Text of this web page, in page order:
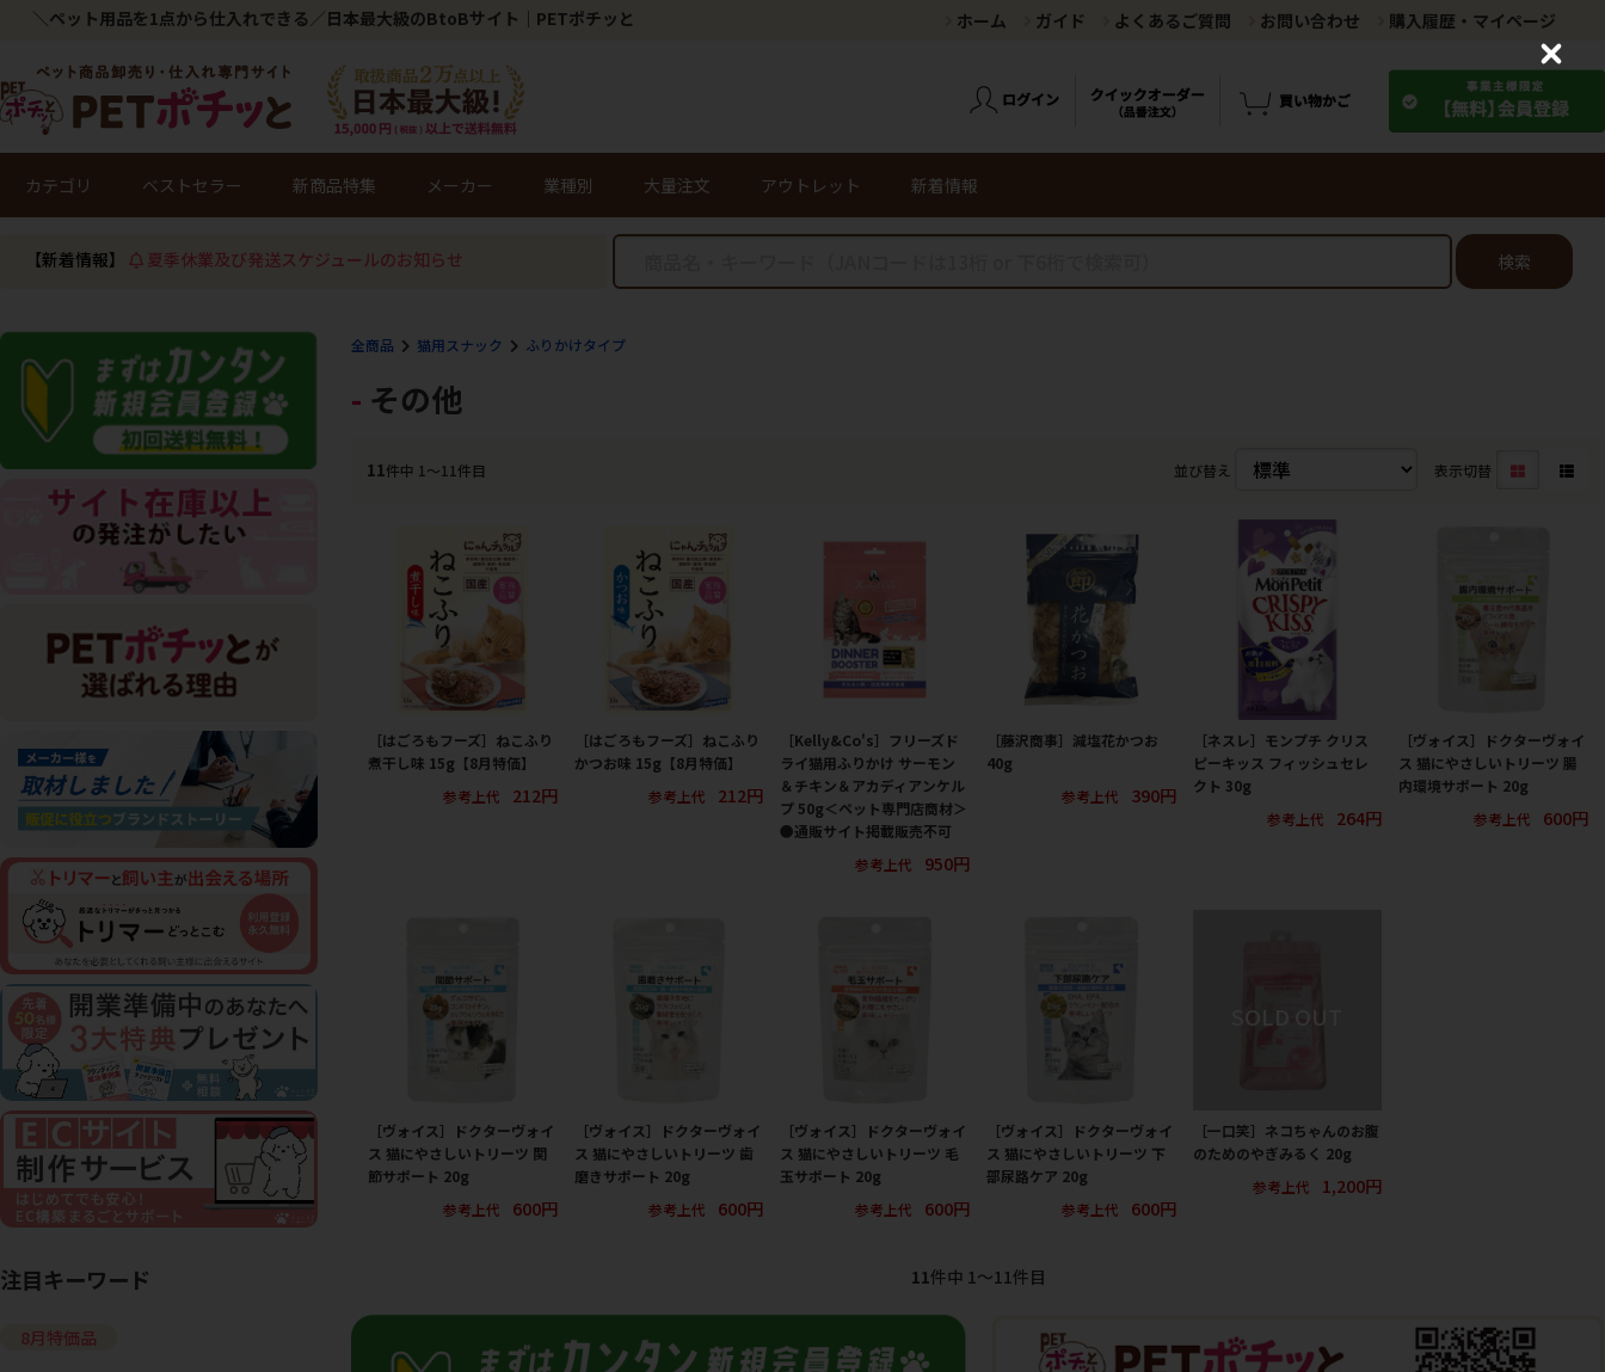
＼ペット用品を1点から仕入れできる／日本最大級のBtoBサイト｜PETポチッと ホーム ガイド よくあるご質問 お問い合わせ 購入履歴・マイページ
カテゴリ ベストセラー 新商品特集 メーカー 業種別 大量注文 アウトレット 新着情報
【新着情報】 夏季休業及び発送スケジュールのお知らせ 検索
全商品 猫用スナック ふりかけタイプ
その他
11件中 1〜11件目 並び替え 表示切替
［はごろもフーズ］ねこふり
煮干し味 15g【8月特価】
参考上代
212円
［はごろもフーズ］ねこふり
かつお味 15g【8月特価】
参考上代
212円
［Kelly&Co's］フリーズド
ライ猫用ふりかけ サーモン
＆チキン＆アカディアンケル
プ 50g＜ペット専門店商材＞
●通販サイト掲載販売不可
参考上代
950円
［藤沢商事］減塩花かつお
40g
参考上代
390円
［ネスレ］モンプチ クリス
ピーキッス フィッシュセレ
クト 30g
参考上代
264円
［ヴォイス］ドクターヴォイ
ス 猫にやさしいトリーツ 腸
内環境サポート 20g
参考上代
600円
［ヴォイス］ドクターヴォイ
ス 猫にやさしいトリーツ 関
節サポート 20g
参考上代
600円
［ヴォイス］ドクターヴォイ
ス 猫にやさしいトリーツ 歯
磨きサポート 20g
参考上代
600円
［ヴォイス］ドクターヴォイ
ス 猫にやさしいトリーツ 毛
玉サポート 20g
参考上代
600円
［ヴォイス］ドクターヴォイ
ス 猫にやさしいトリーツ 下
部尿路ケア 20g
参考上代
600円
［一口笑］ネコちゃんのお腹
のためのやぎみるく 20g
参考上代
1,200円
11件中 1〜11件目
注目キーワード
8月特価品
C
o
s
e